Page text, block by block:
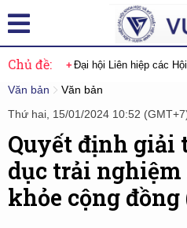
Chủ đề: Đại hội Liên hiệp các
Văn bản
Văn bản
Thứ hai, 15/01/2024 10:52
Quyết định giải
dục trải nghiệm
khỏe cộng đồng